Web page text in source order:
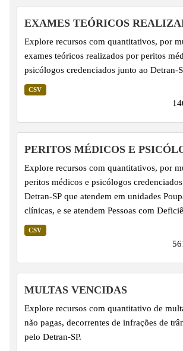
EXAMES TEÓRICOS
Explore recursos com quantitativos, por
exames teóricos realizados por peritos
psicólogos credenciados junto ao Detran-
CSV
PERITOS MÉDICOS E
Explore recursos com quantitativos, por
peritos médicos e psicólogos
Detran-SP que atendem em unidades
clínicas, e se atendem Pessoas com
CSV
MULTAS VENCIDAS
Explore recursos com quantitativo de
não pagas, decorrentes de infrações de
pelo Detran-SP.